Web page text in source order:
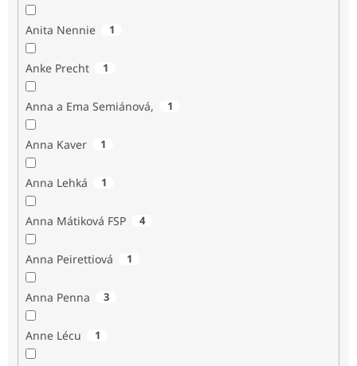
Anita Nennie 1
Anke Precht 1
Anna a Ema Semiánová, 1
Anna Kaver 1
Anna Lehká 1
Anna Mátiková FSP 4
Anna Peirettiová 1
Anna Penna 3
Anne Lécu 1